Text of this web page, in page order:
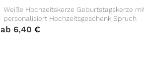
Weiße Hochzeitskerze Geburtstagskerze
personalisiert Hochzeitsgeschenk Spruch
ab 6,40 €